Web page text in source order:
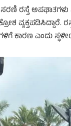
ರಸ್ತೆ ಅಪಘಾತಗಳು
ಕಾರಣ ಎಂದು